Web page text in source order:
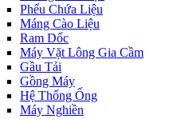
Phểu Chứa Liệu
Máng Cào Liệu
Ram Dốc
Máy Vặt Lông Gia Cầm
Gầu Tải
Gồng Máy
Hệ Thống Ống
Máy Nghiền